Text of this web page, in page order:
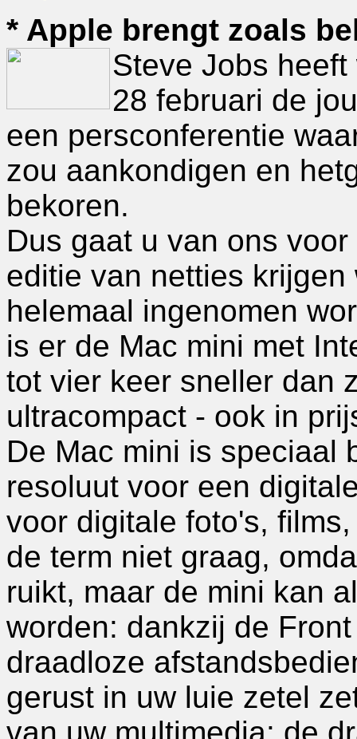
* Apple brengt zoals
Steve Jobs
28 februari de
een persconferentie
zou aankondigen en
bekoren.
Dus gaat u van ons
editie van netties
helemaal ingenomen
is er de Mac mini met
tot vier keer sneller dan
ultracompact - ook in
De Mac mini is speciaal
resoluut voor een
voor digitale foto's,
de term niet graag,
ruikt, maar de mini kan
worden: dankzij de
draadloze
gerust in uw luie zetel